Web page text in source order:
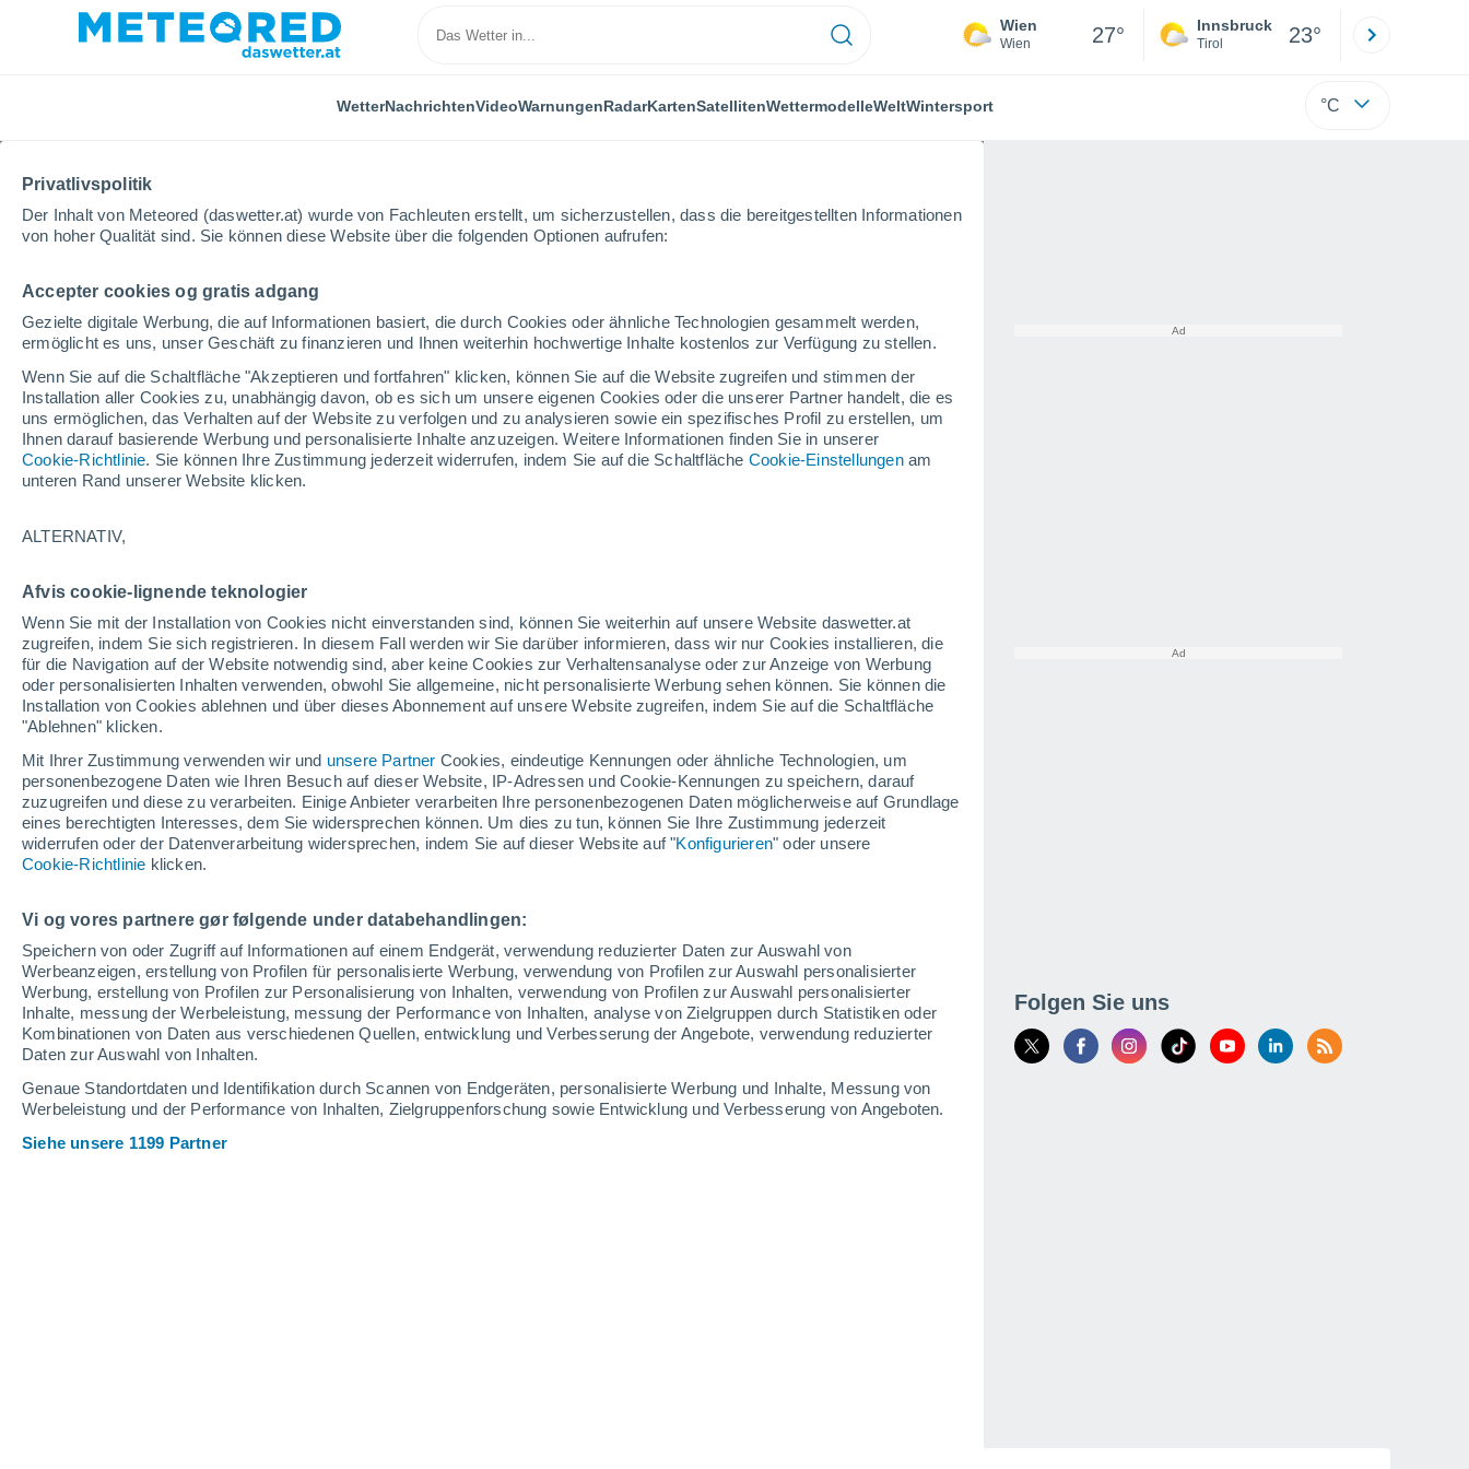
Privatlivspolitik
Der Inhalt von Meteored (daswetter.at) wurde von Fachleuten erstellt, um sicherzustellen, dass die bereitgestellten Informationen
von hoher Qualität sind. Sie können diese Website über die folgenden Optionen aufrufen:
Accepter cookies og gratis adgang
Gezielte digitale Werbung, die auf Informationen basiert, die durch Cookies oder ähnliche Technologien gesammelt werden,
ermöglicht es uns, unser Geschäft zu finanzieren und Ihnen weiterhin hochwertige Inhalte kostenlos zur Verfügung zu stellen.
Wenn Sie auf die Schaltfläche "Akzeptieren und fortfahren" klicken, können Sie auf die Website zugreifen und stimmen der
Installation aller Cookies zu, unabhängig davon, ob es sich um unsere eigenen Cookies oder die unserer Partner handelt, die es
uns ermöglichen, das Verhalten auf der Website zu verfolgen und zu analysieren sowie ein spezifisches Profil zu erstellen, um
Ihnen darauf basierende Werbung und personalisierte Inhalte anzuzeigen. Weitere Informationen finden Sie in unserer
Cookie-Richtlinie. Sie können Ihre Zustimmung jederzeit widerrufen, indem Sie auf die Schaltfläche Cookie-Einstellungenam
unteren Rand unserer Website klicken.
ALTERNATIV,
Afvis cookie-lignende teknologier
Wenn Sie mit der Installation von Cookies nicht einverstanden sind, können Sie weiterhin auf unsere Website daswetter.at
zugreifen, indem Sie sich registrieren. In diesem Fall werden wir Sie darüber informieren, dass wir nur Cookies installieren, die
für die Navigation auf der Website notwendig sind, aber keine Cookies zur Verhaltensanalyse oder zur Anzeige von Werbung
oder personalisierten Inhalten verwenden, obwohl Sie allgemeine, nicht personalisierte Werbung sehen können. Sie können die
Installation von Cookies ablehnen und über dieses Abonnement auf unsere Website zugreifen, indem Sie auf die Schaltfläche
"Ablehnen" klicken.
Mit Ihrer Zustimmung verwenden wir und unsere Partner Cookies, eindeutige Kennungen oder ähnliche Technologien, um
personenbezogene Daten wie Ihren Besuch auf dieser Website, IP-Adressen und Cookie-Kennungen zu speichern, darauf
zuzugreifen und diese zu verarbeiten. Einige Anbieter verarbeiten Ihre personenbezogenen Daten möglicherweise auf Grundlage
eines berechtigten Interesses, dem Sie widersprechen können. Um dies zu tun, können Sie Ihre Zustimmung jederzeit
widerrufen oder der Datenverarbeitung widersprechen, indem Sie auf dieser Website auf "Konfigurieren" oder unsere
Cookie-Richtlinie klicken.
Vi og vores partnere gør følgende under databehandlingen:
Speichern von oder Zugriff auf Informationen auf einem Endgerät, verwendung reduzierter Daten zur Auswahl von
Werbeanzeigen, erstellung von Profilen für personalisierte Werbung, verwendung von Profilen zur Auswahl personalisierter
Werbung, erstellung von Profilen zur Personalisierung von Inhalten, verwendung von Profilen zur Auswahl personalisierter
Inhalte, messung der Werbeleistung, messung der Performance von Inhalten, analyse von Zielgruppen durch Statistiken oder
Kombinationen von Daten aus verschiedenen Quellen, entwicklung und Verbesserung der Angebote, verwendung reduzierter
Daten zur Auswahl von Inhalten.
Genaue Standortdaten und Identifikation durch Scannen von Endgeräten, personalisierte Werbung und Inhalte, Messung von
Werbeleistung und der Performance von Inhalten, Zielgruppenforschung sowie Entwicklung und Verbesserung von Angeboten.
Siehe unsere 1199 Partner
Wien
Wien 27° Innsbruck
Tirol 23°
WetterNachrichtenVideoWarnungenRadarKartenSatellitenWettermodelleWeltWintersport °C
Home Algerien Relizane
Wetter für Relizane
Heute, 8. August Tageswetter Symbole
42°
25°
Ammi
Moussa
25°
Attatba
24°
Douar
Chemakh
42°
24°
Douar el
Houara
42°
25°
43°
25°
El H´madna
24°
Kalaa
42°
25°
42°
25°
Zemmora
Folgen Sie uns